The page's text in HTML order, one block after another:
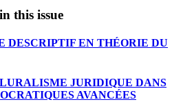
this issue
DESCRIPTIF EN THÉORIE DU
JURIDIQUE DANS
AVANCÉES